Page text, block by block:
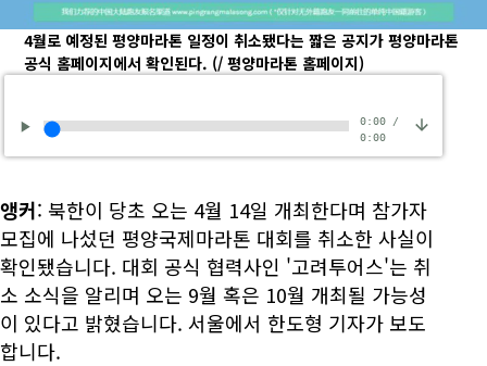
4월로 예정된 평양마라톤 일정이 취소됐다는 짧은 공지가 평양마라톤
공식 홈페이지에서 확인된다. (/ 평양마라톤 홈페이지)
0:00/
0:00
앵커: 북한이 당초 오는 4월 14일 개최한다며 참가자
모집에 나섰던 평양국제마라톤 대회를 취소한 사실이
확인됐습니다. 대회 공식 협력사인 '고려투어스'는 취
소 소식을 알리며 오는 9월 혹은 10월 개최될 가능성
이 있다고 밝혔습니다. 서울에서 한도형 기자가 보도
합니다.